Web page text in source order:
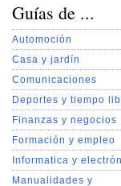
Guías de ...
Automoción
Casa y jardín
Comunicaciones
Deportes y tiempo
Finanzas y negocios
Formación y empleo
Informatica y
Manualidades y